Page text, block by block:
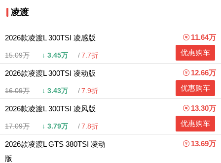
凌渡
2026款凌渡L 300TSI 凌感版
15.09万 ↓ 3.45万 7.7折
11.64万
优惠购车
2026款凌渡L 300TSI 凌动版
16.09万 ↓ 3.43万 7.9折
12.66万
优惠购车
2026款凌渡L 300TSI 凌风版
17.09万 ↓ 3.79万 7.8折
13.30万
优惠购车
2026款凌渡L GTS 380TSI 凌动
版
13.69万